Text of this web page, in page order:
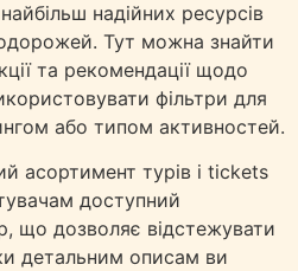
надійних ресурсів
Тут можна знайти
та рекомендації щодо
фільтри для
або типом активностей.
асортимент турів і tickets
доступний
що дозволяє відстежувати
детальним описам ви